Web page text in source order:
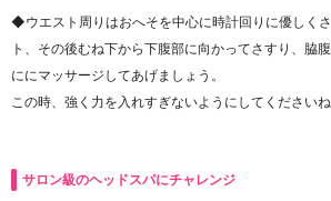
◆ウエスト周りはおへそを中心に時計回りに優しく
ト、その後むね下から下腹部に向かってさすり、脇
ににマッサージしてあげましょう。
この時、強く力を入れすぎないようにしてくださいね
サロン級のヘッドスパにチャレンジ